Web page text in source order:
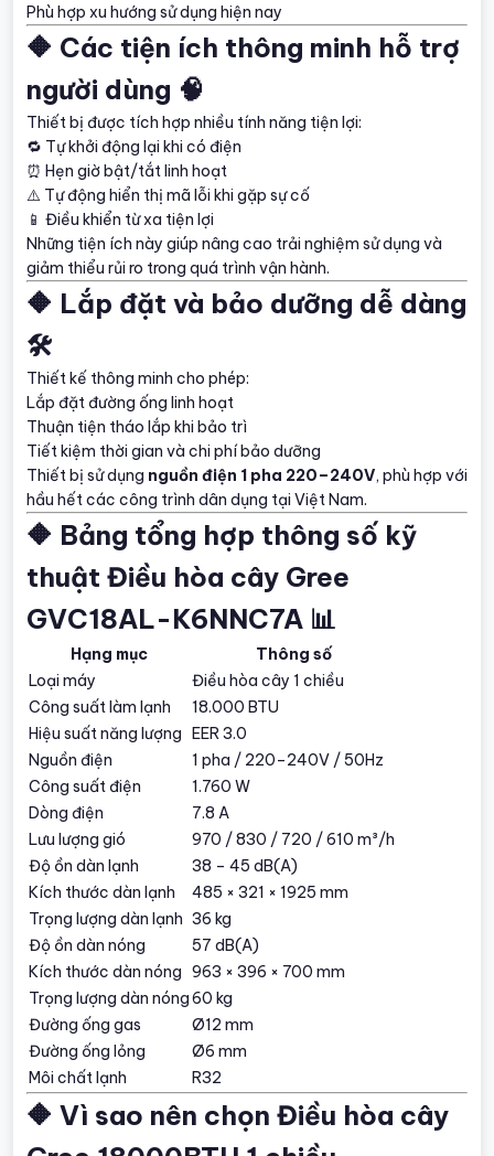
Phù hợp xu hướng sử dụng hiện nay
🔶 Các tiện ích thông minh hỗ trợ
người dùng 🧠
Thiết bị được tích hợp nhiều tính năng tiện lợi:
🔁 Tự khởi động lại khi có điện
⏰ Hẹn giờ bật/tắt linh hoạt
⚠️ Tự động hiển thị mã lỗi khi gặp sự cố
📱 Điều khiển từ xa tiện lợi
Những tiện ích này giúp nâng cao trải nghiệm sử dụng và
giảm thiểu rủi ro trong quá trình vận hành.
🔶 Lắp đặt và bảo dưỡng dễ dàng
🛠️
Thiết kế thông minh cho phép:
Lắp đặt đường ống linh hoạt
Thuận tiện tháo lắp khi bảo trì
Tiết kiệm thời gian và chi phí bảo dưỡng
Thiết bị sử dụng nguồn điện 1 pha 220–240V, phù hợp với
hầu hết các công trình dân dụng tại Việt Nam.
🔶 Bảng tổng hợp thông số kỹ
thuật Điều hòa cây Gree
GVC18AL-K6NNC7A 📊
Hạng mục
Thông số
Loại máy
Điều hòa cây 1 chiều
Công suất làm lạnh
18.000 BTU
Hiệu suất năng lượng EER 3.0
Nguồn điện
1 pha / 220–240V / 50Hz
Công suất điện
1.760 W
Dòng điện
7.8 A
Lưu lượng gió
970 / 830 / 720 / 610 m³/h
Độ ồn dàn lạnh
38 – 45 dB(A)
Kích thước dàn lạnh
485 × 321 × 1925 mm
Trọng lượng dàn lạnh 36 kg
Độ ồn dàn nóng
57 dB(A)
Kích thước dàn nóng 963 × 396 × 700 mm
Trọng lượng dàn nóng60 kg
Đường ống gas
Ø12 mm
Đường ống lỏng
Ø6 mm
Môi chất lạnh
R32
🔶 Vì sao nên chọn Điều hòa cây